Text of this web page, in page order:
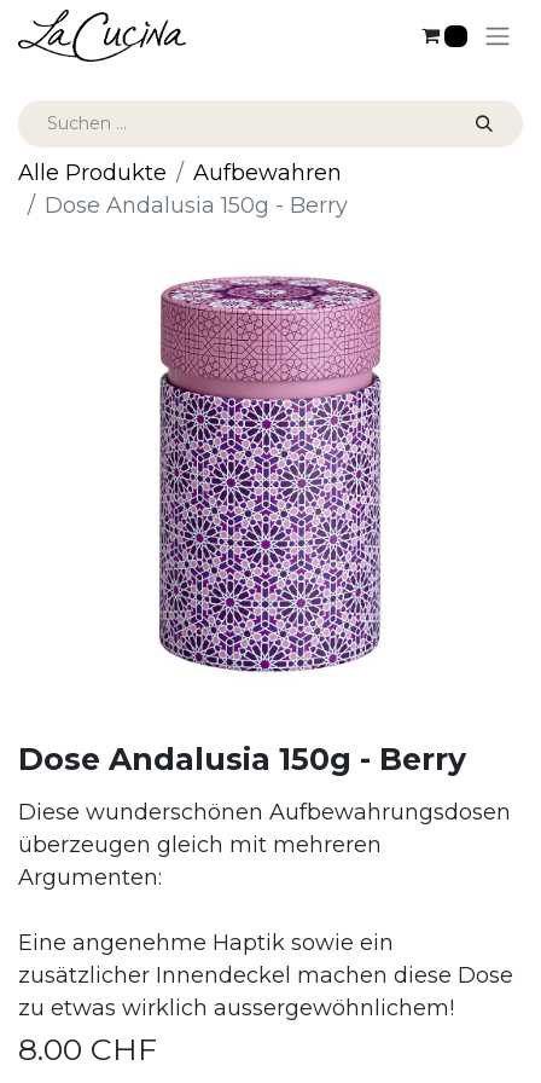
Alle Produkte
Aufbewahren
Dose Andalusia 150g - Berry
Dose Andalusia 150g - Berry
Diese wunderschönen Aufbewahrungsdosen
überzeugen gleich mit mehreren
Argumenten:
Eine angenehme Haptik sowie ein
zusätzlicher Innendeckel machen diese Dose
zu etwas wirklich aussergewöhnlichem!
8.00 CHF